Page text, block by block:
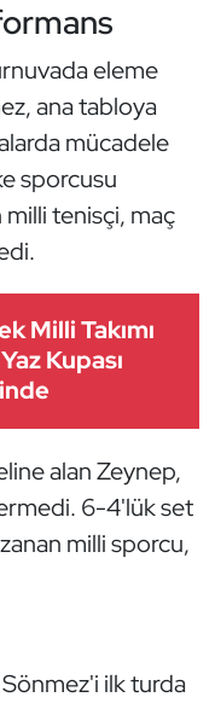
eleme
ana tabloya
mücadele
sporcusu
milli tenisçi, maç
Milli Takımı
Kupası
alan Zeynep,
6-4'lük set
milli sporcu,
ilk turda